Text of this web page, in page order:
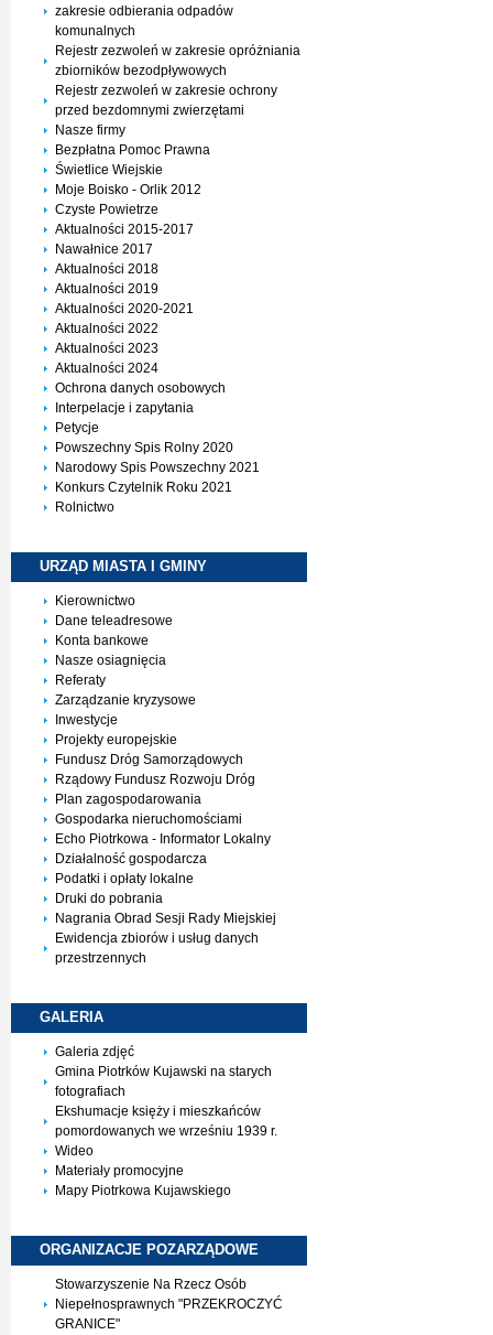
zakresie odbierania odpadów
komunalnych
Rejestr zezwoleń w zakresie opróżniania
zbiorników bezodpływowych
Rejestr zezwoleń w zakresie ochrony
przed bezdomnymi zwierzętami
Nasze firmy
Bezpłatna Pomoc Prawna
Świetlice Wiejskie
Moje Boisko - Orlik 2012
Czyste Powietrze
Aktualności 2015-2017
Nawałnice 2017
Aktualności 2018
Aktualności 2019
Aktualności 2020-2021
Aktualności 2022
Aktualności 2023
Aktualności 2024
Ochrona danych osobowych
Interpelacje i zapytania
Petycje
Powszechny Spis Rolny 2020
Narodowy Spis Powszechny 2021
Konkurs Czytelnik Roku 2021
Rolnictwo
URZĄD MIASTA I GMINY
Kierownictwo
Dane teleadresowe
Konta bankowe
Nasze osiagnięcia
Referaty
Zarządzanie kryzysowe
Inwestycje
Projekty europejskie
Fundusz Dróg Samorządowych
Rządowy Fundusz Rozwoju Dróg
Plan zagospodarowania
Gospodarka nieruchomościami
Echo Piotrkowa - Informator Lokalny
Działalność gospodarcza
Podatki i opłaty lokalne
Druki do pobrania
Nagrania Obrad Sesji Rady Miejskiej
Ewidencja zbiorów i usług danych
przestrzennych
GALERIA
Galeria zdjęć
Gmina Piotrków Kujawski na starych
fotografiach
Ekshumacje księży i mieszkańców
pomordowanych we wrześniu 1939 r.
Wideo
Materiały promocyjne
Mapy Piotrkowa Kujawskiego
ORGANIZACJE POZARZĄDOWE
Stowarzyszenie Na Rzecz Osób
Niepełnosprawnych "PRZEKROCZYĆ
GRANICE"